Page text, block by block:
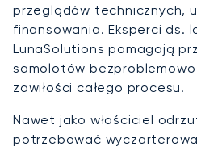
przeglądów technicznych,
finansowania. Eksperci ds.
LunaSolutions pomagają
samolotów
zawiłości całego procesu.
Nawet jako właściciel
potrzebować